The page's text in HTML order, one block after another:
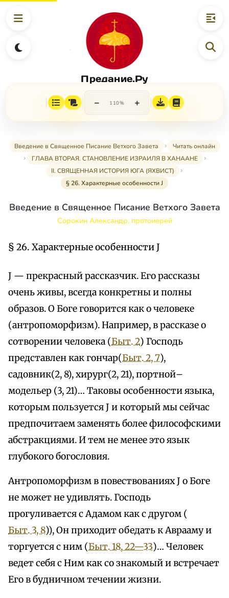
Предание.Ру
− 110% +
Введение в Священное Писание Ветхого Завета
Читать онлайн
ГЛАВА ВТОРАЯ. СТАНОВЛЕНИЕ ИЗРАИЛЯ В ХАНААНЕ
II. СВЯЩЕННАЯ ИСТОРИЯ ЮГА (ЯХВИСТ)
§ 26. Характерные особенности J
Введение в Священное Писание Ветхого Завета
Сорокин Александр, протоиерей
§ 26. Характерные особенности J
J — прекрасный рассказчик. Его рассказы
очень живы, всегда конкретны и полны
образов. О Боге говорится как о человеке
(антропоморфизм). Например, в рассказе о
сотворении человека (Быт. 2) Господь
представлен как гончар(Быт. 2, 7),
садовник(2, 8), хирург(2, 21), портной–
модельер (3, 21)… Таковы особенности языка,
которым пользуется J и который мы сейчас
предпочитаем заменять более философскими
абстракциями. И тем не менее это язык
глубокого богословия.
Антропоморфизм в повествованиях J о Боге
не может не удивлять. Господь
прогуливается с Адамом как с другом (
Быт. 3, 8)), Он приходит обедать к Аврааму и
торгуется с ним (Быт. 18, 22—33)… Человек
ведет себя с Ним как со знакомый и встречает
Его в будничном течении жизни.